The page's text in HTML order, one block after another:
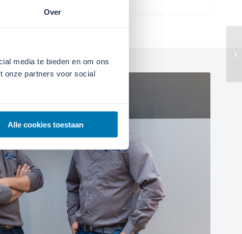
Over
media te bieden en om ons
onze partners voor social
Alle cookies toestaan